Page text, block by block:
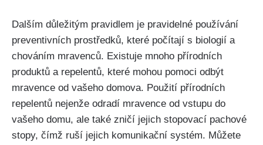
Dalším důležitým pravidlem je pravidelné​ používání
⁤preventivních prostředků, které počítají s biologií a
chováním mravenců. Existuje mnoho přírodních
produktů a⁤ repelentů, které mohou pomoci odbýt
mravence od vašeho domova. Použití přírodních
⁣repelentů nejenže odradí mravence od vstupu⁤ do
vašeho ⁤domu, ale také zničí jejich stopovací pachové
stopy, čímž ruší ⁤jejich komunikační systém. Můžete